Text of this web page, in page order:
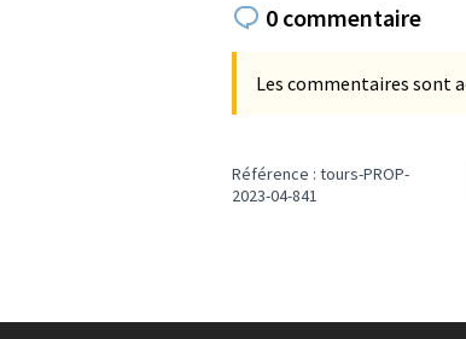
0 commentaire
Les commentaires sont
Référence : tours-PROP-
2023-04-841